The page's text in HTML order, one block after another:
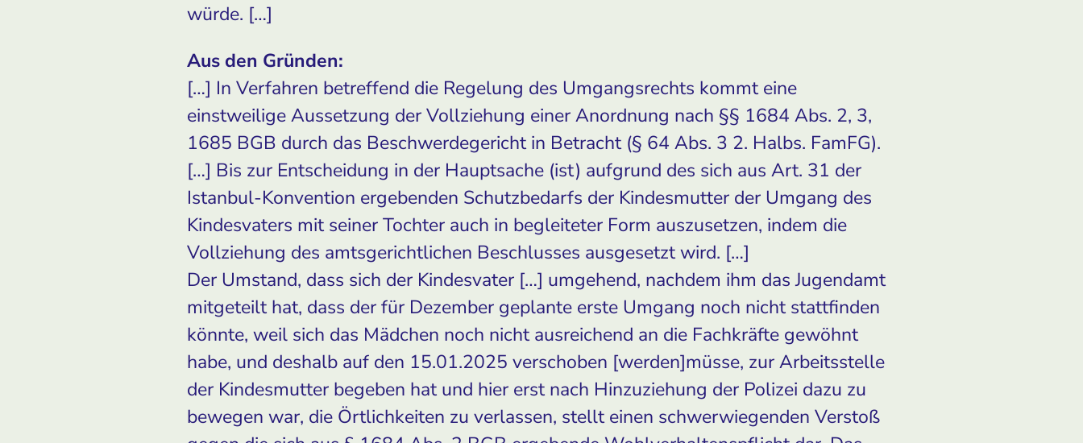
würde. […]
Aus den Gründen:
[…] In Verfahren betreffend die Regelung des Umgangsrechts kommt eine
einstweilige Aussetzung der Vollziehung einer Anordnung nach §§ 1684 Abs. 2, 3,
1685 BGB durch das Beschwerdegericht in Betracht (§ 64 Abs. 3 2. Halbs. FamFG).
[…] Bis zur Entscheidung in der Hauptsache (ist) aufgrund des sich aus Art. 31 der
Istanbul-Konvention ergebenden Schutzbedarfs der Kindesmutter der Umgang des
Kindesvaters mit seiner Tochter auch in begleiteter Form auszusetzen, indem die
Vollziehung des amtsgerichtlichen Beschlusses ausgesetzt wird. […]
Der Umstand, dass sich der Kindesvater […] umgehend, nachdem ihm das Jugendamt
mitgeteilt hat, dass der für Dezember geplante erste Umgang noch nicht stattfinden
könnte, weil sich das Mädchen noch nicht ausreichend an die Fachkräfte gewöhnt
habe, und deshalb auf den 15.01.2025 verschoben [werden]müsse, zur Arbeitsstelle
der Kindesmutter begeben hat und hier erst nach Hinzuziehung der Polizei dazu zu
bewegen war, die Örtlichkeiten zu verlassen, stellt einen schwerwiegenden Verstoß